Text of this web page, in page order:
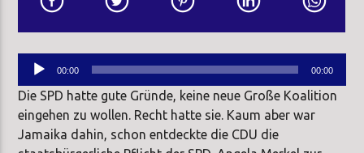
Audio-
00:00 00:00
Die SPD hatte gute Gründe, keine neue Große Koalition
eingehen zu wollen. Recht hatte sie. Kaum aber war
Jamaika dahin, schon entdeckte die CDU die